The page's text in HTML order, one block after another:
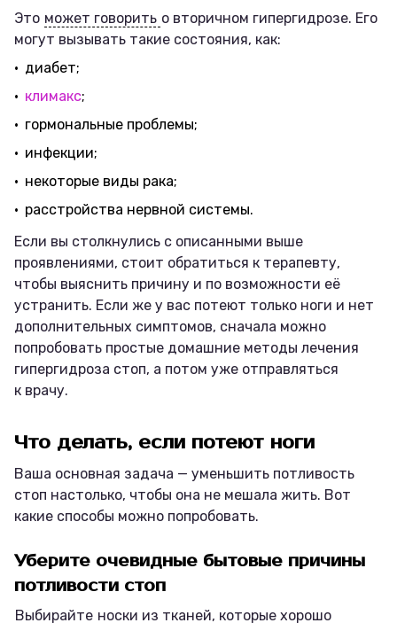
Это может говорить о вторичном гипергидрозе. Его
могут вызывать такие состояния, как:
диабет;
климакс;
гормональные проблемы;
инфекции;
некоторые виды рака;
расстройства нервной системы.
Если вы столкнулись с описанными выше
проявлениями, стоит обратиться к терапевту,
чтобы выяснить причину и по возможности её
устранить. Если же у вас потеют только ноги и нет
дополнительных симптомов, сначала можно
попробовать простые домашние методы лечения
гипергидроза стоп, а потом уже отправляться
к врачу.
Что делать, если потеют ноги
Ваша основная задача — уменьшить потливость
стоп настолько, чтобы она не мешала жить. Вот
какие способы можно попробовать.
Уберите очевидные бытовые причины
потливости стоп
Выбирайте носки из тканей, которые хорошо